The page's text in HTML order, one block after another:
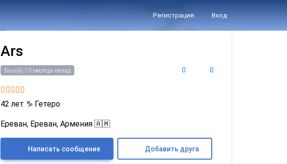
Регистрация Вход
Ars
0 0
Был(а) 10 месяцы назад
42 лет ♑ Гетеро
Ереван, Ереван, Армения 🇦🇲
Написать сообщение Добавить друга